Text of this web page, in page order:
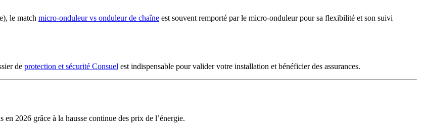
le match micro-onduleur vs onduleur de chaîne est souvent remporté par le micro-onduleur pour sa flexibilité et son suivi
de protection et sécurité Consuel est indispensable pour valider votre installation et bénéficier des assurances.
2026 grâce à la hausse continue des prix de l’énergie.